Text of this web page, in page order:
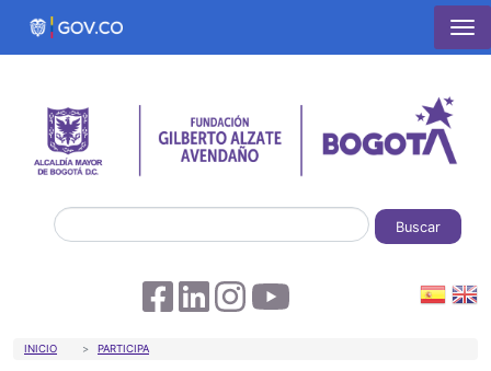
Pasar al contenido principal
Buscar
Sobrescribir enlaces de ayuda a la
INICIO PARTICIPA